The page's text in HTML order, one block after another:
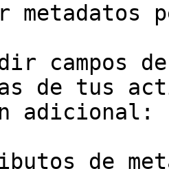
metadatos
campos
de tus
adicional:
de